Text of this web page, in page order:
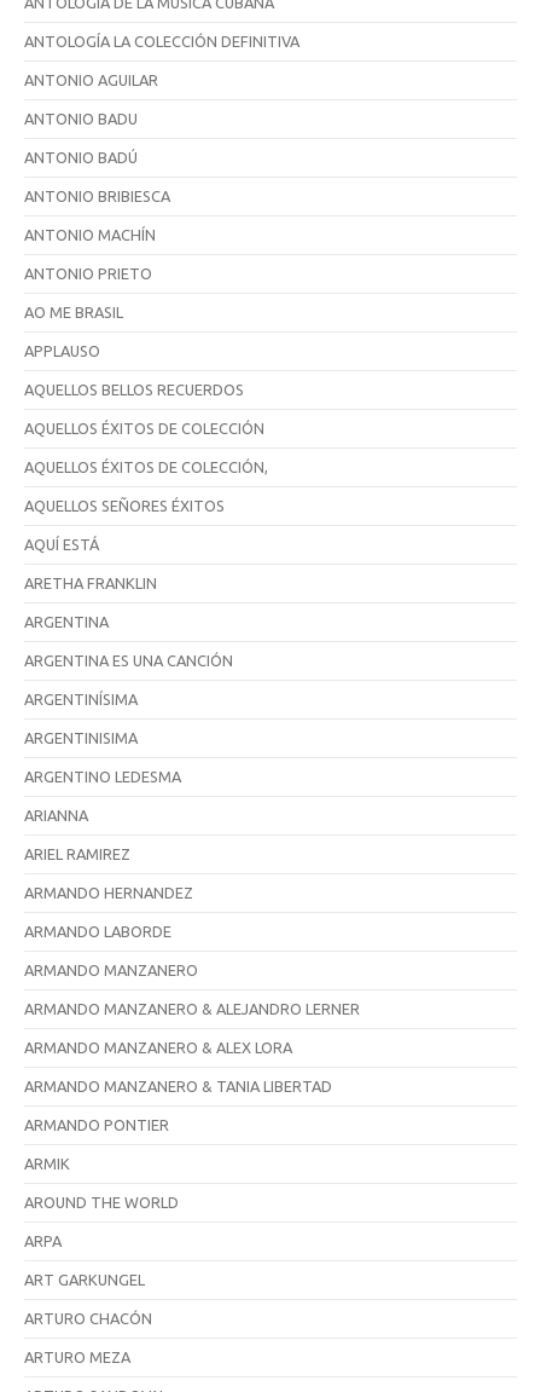
ANTOLOGÍA LA COLECCIÓN DEFINITIVA
ANTONIO AGUILAR
ANTONIO BADU
ANTONIO BADÚ
ANTONIO BRIBIESCA
ANTONIO MACHÍN
ANTONIO PRIETO
AO ME BRASIL
APPLAUSO
AQUELLOS BELLOS RECUERDOS
AQUELLOS ÉXITOS DE COLECCIÓN
AQUELLOS ÉXITOS DE COLECCIÓN,
AQUELLOS SEÑORES ÉXITOS
AQUÍ ESTÁ
ARETHA FRANKLIN
ARGENTINA
ARGENTINA ES UNA CANCIÓN
ARGENTINÍSIMA
ARGENTINISIMA
ARGENTINO LEDESMA
ARIANNA
ARIEL RAMIREZ
ARMANDO HERNANDEZ
ARMANDO LABORDE
ARMANDO MANZANERO
ARMANDO MANZANERO & ALEJANDRO LERNER
ARMANDO MANZANERO & ALEX LORA
ARMANDO MANZANERO & TANIA LIBERTAD
ARMANDO PONTIER
ARMIK
AROUND THE WORLD
ARPA
ART GARKUNGEL
ARTURO CHACÓN
ARTURO MEZA